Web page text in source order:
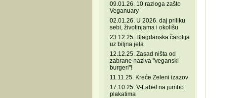
09.01.26. 10 razloga zašto
Veganuary
02.01.26. U 2026. daj priliku
sebi, životinjama i okolišu
23.12.25. Blagdanska čarolija
uz biljna jela
12.12.25. Zasad ništa od
zabrane naziva "veganski
burgeri"!
11.11.25. Kreće Zeleni izazov
17.10.25. V-Label na jumbo
plakatima